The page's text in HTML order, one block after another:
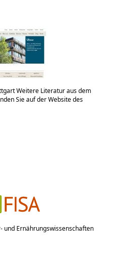
Weitere Literatur aus dem
Sie auf der Website des
und Ernährungswissenschaften